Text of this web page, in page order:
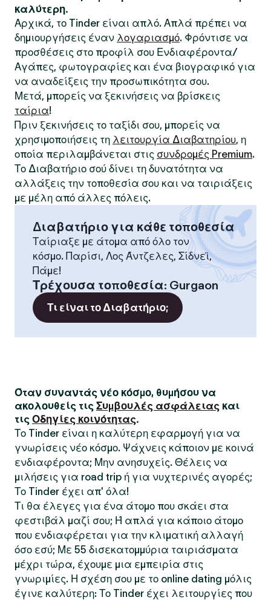
καλύτερη.
Αρχικά, το Tinder είναι απλό. Απλά πρέπει να
δημιουργήσεις έναν λογαριασμό. Φρόντισε να
προσθέσεις στο προφίλ σου Ενδιαφέροντα/
Αγάπες, φωτογραφίες και ένα βιογραφικό για
να αναδείξεις την προσωπικότητα σου.
Μετά, μπορείς να ξεκινήσεις να βρίσκεις
ταίρια!
Πριν ξεκινήσεις το ταξίδι σου, μπορείς να
χρησιμοποιήσεις τη λειτουργία Διαβατηρίου, η
οποία περιλαμβάνεται στις συνδρομές Premium.
Το Διαβατήριο σού δίνει τη δυνατότητα να
αλλάξεις την τοποθεσία σου και να ταιριάξεις
με μέλη από άλλες πόλεις.
Διαβατήριο για κάθε τοποθεσία
Ταίριαξε με άτομα από όλο τον
κόσμο. Παρίσι, Λος Άντζελες, Σίδνεϊ,
Πάμε!
Τρέχουσα τοποθεσία: Gurgaon
Τι είναι το Διαβατήριο;
Όταν συναντάς νέο κόσμο, θυμήσου να
ακολουθείς τις Συμβουλές ασφάλειας και
τις Οδηγίες κοινότητας.
Το Tinder είναι η καλύτερη εφαρμογή για να
γνωρίσεις νέο κόσμο. Ψάχνεις κάποιον με κοινά
ενδιαφέροντα; Μην ανησυχείς. Θέλεις να
μιλήσεις για road trip ή για νυχτερινές αγορές;
Το Tinder έχει απ' όλα!
Τι θα έλεγες για ένα άτομο που σκάει στα
φεστιβάλ μαζί σου; Ή απλά για κάποιο άτομο
που ενδιαφέρεται για την κλιματική αλλαγή
όσο εσύ; Με 55 δισεκατομμύρια ταιριάσματα
μέχρι τώρα, έχουμε μια εμπειρία στις
γνωριμίες. Η σχέση σου με το online dating μόλις
έγινε καλύτερη: Το Tinder έχει λειτουργίες που